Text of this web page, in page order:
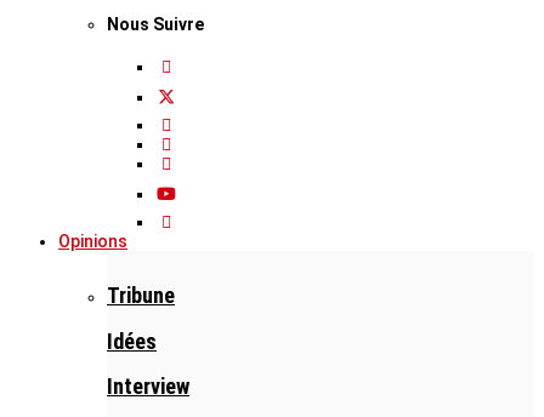
Nous Suivre
Opinions
Tribune
Idées
Interview